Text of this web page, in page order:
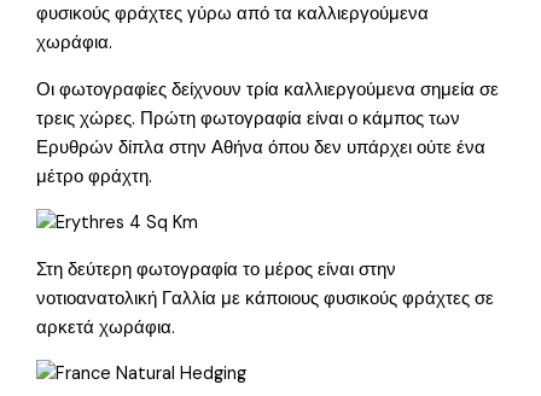
φυσικούς φράχτες γύρω από τα καλλιεργούμενα
χωράφια.
Οι φωτογραφίες δείχνουν τρία καλλιεργούμενα σημεία σε
τρεις χώρες. Πρώτη φωτογραφία είναι ο κάμπος των
Ερυθρών δίπλα στην Αθήνα όπου δεν υπάρχει ούτε ένα
μέτρο φράχτη.
Στη δεύτερη φωτογραφία το μέρος είναι στην
νοτιοανατολική Γαλλία με κάποιους φυσικούς φράχτες σε
αρκετά χωράφια.